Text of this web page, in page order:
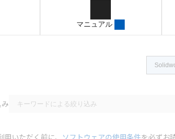
マニュアル
いただく前に、 ソフトウェアの使用条件を必ずお